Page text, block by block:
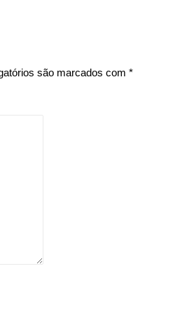
são marcados com *